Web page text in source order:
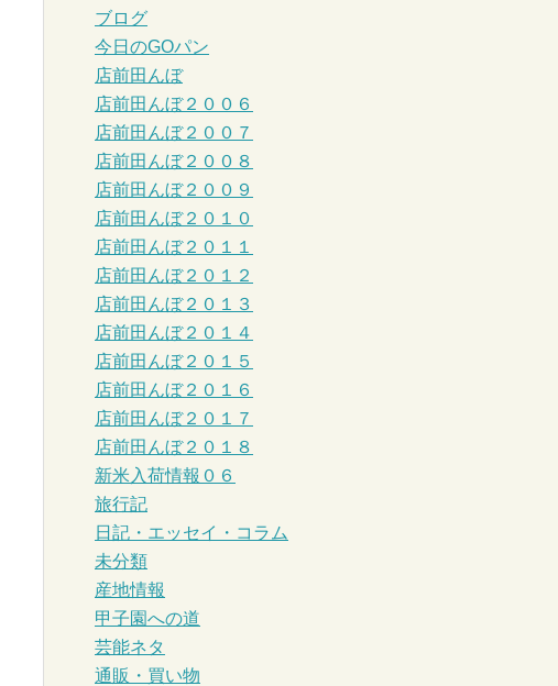
ブログ
今日のGOパン
店前田んぼ
店前田んぼ２００６
店前田んぼ２００７
店前田んぼ２００８
店前田んぼ２００９
店前田んぼ２０１０
店前田んぼ２０１１
店前田んぼ２０１２
店前田んぼ２０１３
店前田んぼ２０１４
店前田んぼ２０１５
店前田んぼ２０１６
店前田んぼ２０１７
店前田んぼ２０１８
新米入荷情報０６
旅行記
日記・エッセイ・コラム
未分類
産地情報
甲子園への道
芸能ネタ
通販・買い物